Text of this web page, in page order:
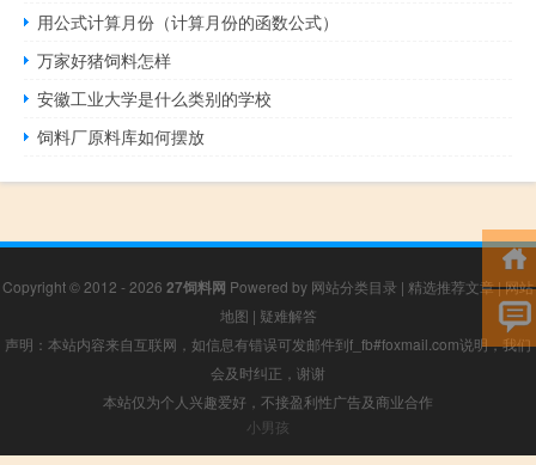
用公式计算月份（计算月份的函数公式）
万家好猪饲料怎样
安徽工业大学是什么类别的学校
饲料厂原料库如何摆放
Copyright © 2012 - 2026 27饲料网 Powered by 网站分类目录 | 精选推荐文章|网站
地图 | 疑难解答
声明：本站内容来自互联网，如信息有错误可发邮件到f_fb#foxmail.com说明，我们
会及时纠正，谢谢
本站仅为个人兴趣爱好，不接盈利性广告及商业合作
小男孩